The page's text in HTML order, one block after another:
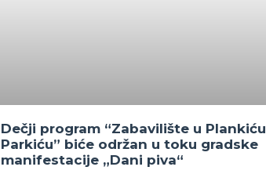
Dečji program “Zabavilište u Plankiću
Parkiću” biće održan u toku gradske
manifestacije „Dani piva“